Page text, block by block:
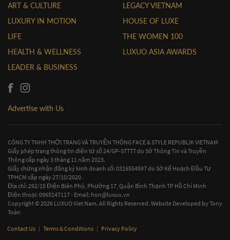
ART & CULTURE
LUXURY IN MOTION
LIFE
HEALTH & WELLNESS
LEADER & BUSINESS
LEGACY VIETNAM
HOUSE OF LUXE
THE WOMEN 100
LUXUO ASIA AWARDS
Advertise with Us
CÔNG TY TNHH THỜI TRANG VÀ TRUYỀN THÔNG FACE & STYLE REPUBLIK VIETNAM
Giấy phép trang thông tin điện tử số 24/GP-STTTT do Sở Thông Tin và Truyền
Thông cấp ngày 3 tháng 11 năm 2023.
Giấy chứng nhận đăng ký kinh doanh số: 0316554597 do Sở Kế Hoạch Đầu Tư
TPHCM cấp ngày 27/10/2020.
Địa chỉ: 292/15 Điện Biên Phủ, Phường 17, Quận Bình Thạnh TP Hồ Chí Minh
Điện thoại: 0965147117 - Email: hon@luxuo.vn
Copyright © 2026 LUXUO Viet Nam. All Rights Reserved. Website Developed byTony
Toàn
Contact Us | Terms & Conditions | Privacy Policy